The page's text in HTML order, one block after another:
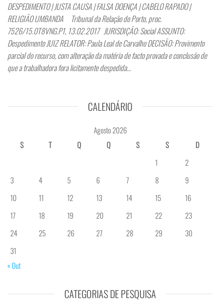
DESPEDIMENTO | JUSTA CAUSA | FALSA DOENÇA | CABELO RAPADO |
RELIGIÃO UMBANDA Tribunal da Relação do Porto, proc.
7526/15.0T8VNG.P1, 13.02.2017 JURISDIÇÃO: Social ASSUNTO:
Despedimento JUIZ RELATOR: Paula Leal de Carvalho DECISÃO: Provimento
parcial do recurso, com alteração da matéria de facto provada e conclusão de
que a trabalhadora fora licitamente despedida…
CALENDÁRIO
Agosto 2026
S
T Q Q S S
D
1
2
3
4 5 6 7 8
9
10
11 12 13 14 15
16
17
18 19 20 21 22
23
24
25 26 27 28 29
30
31
« Out
CATEGORIAS DE PESQUISA